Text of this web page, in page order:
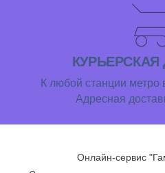
К любой станции метро
Адресная
Онлайн-сервис